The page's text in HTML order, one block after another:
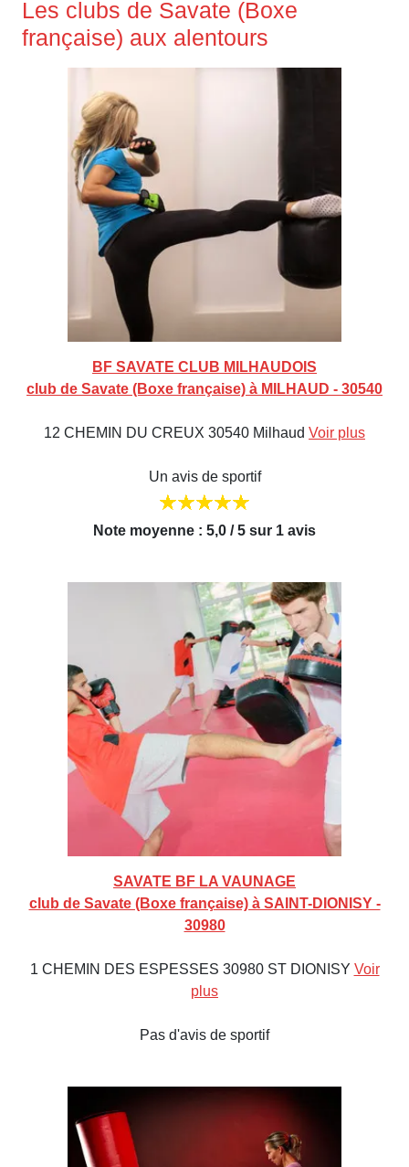
Les clubs de Savate (Boxe
française) aux alentours
BF SAVATE CLUB MILHAUDOIS
club de Savate (Boxe française) à MILHAUD - 30540
12 CHEMIN DU CREUX 30540 Milhaud Voir plus
Un avis de sportif
Note moyenne : 5,0 / 5 sur 1 avis
SAVATE BF LA VAUNAGE
club de Savate (Boxe française) à SAINT-DIONISY -
30980
1 CHEMIN DES ESPESSES 30980 ST DIONISY Voir
plus
Pas d'avis de sportif